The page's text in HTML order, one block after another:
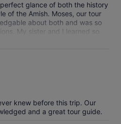
glance of both the history
of the Amish. Moses, our tour
about both and was so
My sister and I learned so
than we had ever
share our pictures with family
company enough and
a wonderful bonus.
knew before this trip. Our
and a great tour guide.